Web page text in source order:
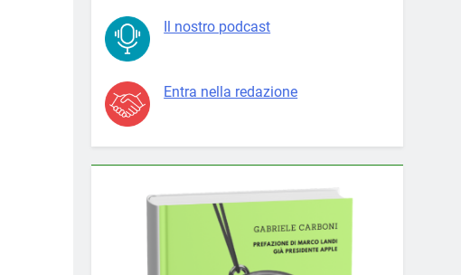
Il nostro podcast
Entra nella redazione